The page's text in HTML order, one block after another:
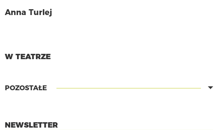
Anna Turlej
W TEATRZE
POZOSTAŁE
NEWSLETTER